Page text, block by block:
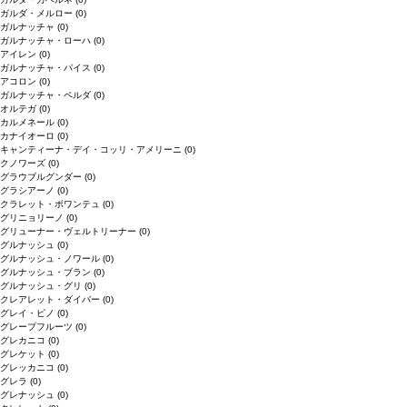
ガルダ・メルロー (0)
ガルナッチャ (0)
ガルナッチャ・ローハ (0)
アイレン (0)
ガルナッチャ・パイス (0)
アコロン (0)
ガルナッチャ・ペルダ (0)
オルテガ (0)
カルメネール (0)
カナイオーロ (0)
キャンティーナ・デイ・コッリ・アメリーニ (0)
クノワーズ (0)
グラウブルグンダー (0)
グラシアーノ (0)
クラレット・ボワンテュ (0)
グリニョリーノ (0)
グリューナー・ヴェルトリーナー (0)
グルナッシュ (0)
グルナッシュ・ノワール (0)
グルナッシュ・ブラン (0)
グルナッシュ・グリ (0)
クレアレット・ダイバー (0)
グレイ・ピノ (0)
グレープフルーツ (0)
グレカニコ (0)
グレケット (0)
グレッカニコ (0)
グレラ (0)
グレナッシュ (0)